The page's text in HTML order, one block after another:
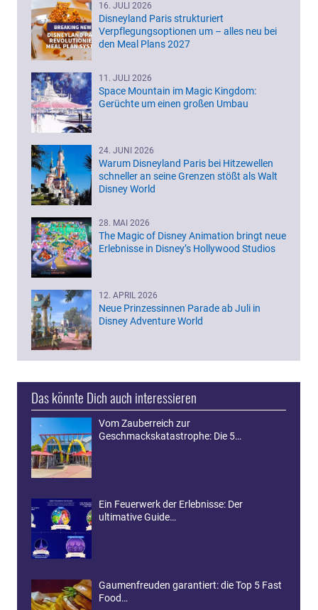
16. JULI 2026
Disneyland Paris strukturiert
Verpflegungsoptionen um – alles neu bei
den Meal Plans 2027
11. JULI 2026
Space Mountain im Magic Kingdom:
Gerüchte um einen großen Umbau
24. JUNI 2026
Warum Disneyland Paris bei Hitzewellen
schneller an seine Grenzen stößt als Walt
Disney World
28. MAI 2026
The Magic of Disney Animation bringt neue
Erlebnisse in Disney’s Hollywood Studios
12. APRIL 2026
Neue Prinzessinnen Parade ab Juli in
Disney Adventure World
Das könnte Dich auch interessieren
Vom Zauberreich zur
Geschmackskatastrophe: Die 5…
Ein Feuerwerk der Erlebnisse: Der
ultimative Guide…
Gaumenfreuden garantiert: die Top 5 Fast
Food…